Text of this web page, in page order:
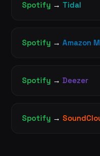
Spotify → Tidal
Spotify → Amazon
Spotify → Deezer
Spotify →